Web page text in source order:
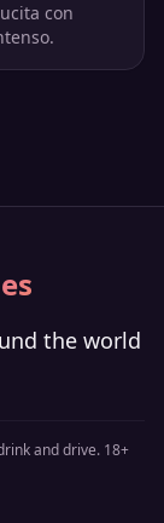
con
the world
and drive. 18+